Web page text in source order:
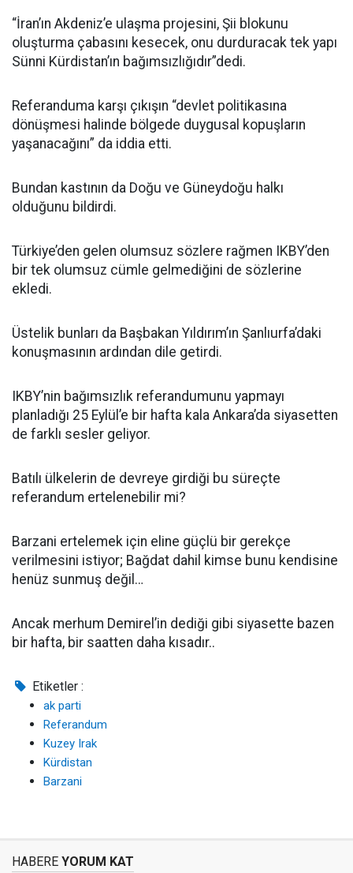
“İran’ın Akdeniz’e ulaşma projesini, Şii blokunu
oluşturma çabasını kesecek, onu durduracak tek yapı
Sünni Kürdistan’ın bağımsızlığıdır”dedi.
Referanduma karşı çıkışın “devlet politikasına
dönüşmesi halinde bölgede duygusal kopuşların
yaşanacağını” da iddia etti.
Bundan kastının da Doğu ve Güneydoğu halkı
olduğunu bildirdi.
Türkiye’den gelen olumsuz sözlere rağmen IKBY’den
bir tek olumsuz cümle gelmediğini de sözlerine
ekledi.
Üstelik bunları da Başbakan Yıldırım’ın Şanlıurfa’daki
konuşmasının ardından dile getirdi.
IKBY’nin bağımsızlık referandumunu yapmayı
planladığı 25 Eylül’e bir hafta kala Ankara’da siyasetten
de farklı sesler geliyor.
Batılı ülkelerin de devreye girdiği bu süreçte
referandum ertelenebilir mi?
Barzani ertelemek için eline güçlü bir gerekçe
verilmesini istiyor; Bağdat dahil kimse bunu kendisine
henüz sunmuş değil…
Ancak merhum Demirel’in dediği gibi siyasette bazen
bir hafta, bir saatten daha kısadır..
Etiketler :
ak parti
Referandum
Kuzey Irak
Kürdistan
Barzani
HABERE YORUM KAT